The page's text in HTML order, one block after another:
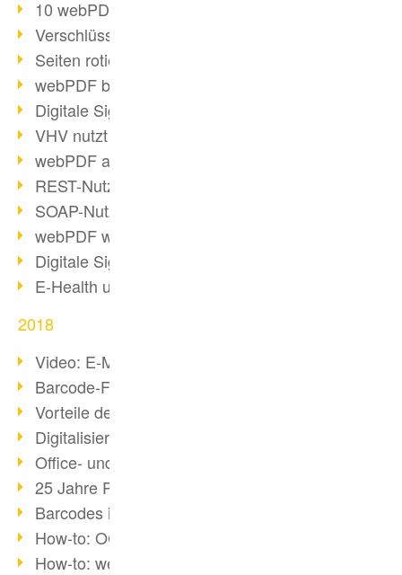
10 webPDF Vorteile für Entwickler
Verschlüsselung mit wsclient
Seiten rotieren mit wsclient
webPDF bei Würth Finance
Digitale Signaturen - Teil 2
VHV nutzt webPDF Preview
webPDF als Docker-Container
REST-Nutzung mit webPDF wsclient
SOAP-Nutzung mit webPDF wsclient
webPDF wsclient für Java
Digitale Signaturen - Teil 1
E-Health und Digitalisierung
2018
Video: E-Mails in PDF konvertieren
Barcode-Formate im Überblick
Vorteile des webPDF-Portals
Digitalisierung - Papierloses Büro
Office- und SharePoint-Bridge
25 Jahre PDF
Barcodes in PDF-Dokumenten
How-to: OCR mit webPDF 7
How-to: webPDF Optionen